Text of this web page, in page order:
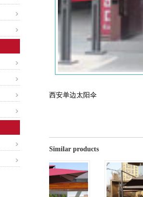
西安单边太阳伞
Similar products